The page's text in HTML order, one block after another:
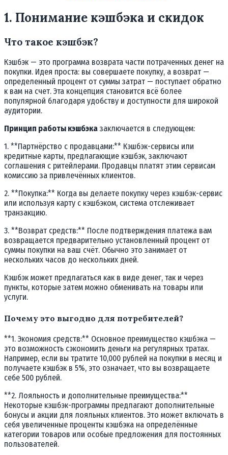
1. Понимание кэшбэка и скидок
Что такое кэшбэк?
Кэшбэк — это программа возврата части потраченных денег на
покупки. Идея проста: вы совершаете покупку, а возврат —
определенный процент от суммы затрат — поступает обратно
к вам на счет. Эта концепция становится всё более
популярной благодаря удобству и доступности для широкой
аудитории.
Принцип работы кэшбэка заключается в следующем:
1. **Партнёрство с продавцами:** Кэшбэк-сервисы или
кредитные карты, предлагающие кэшбэк, заключают
соглашения с ритейлерами. Продавцы платят этим сервисам
комиссию за привлечённых клиентов.
2. **Покупка:** Когда вы делаете покупку через кэшбэк-сервис
или используя карту с кэшбэком, система отслеживает
транзакцию.
3. **Возврат средств:** После подтверждения платежа вам
возвращается предварительно установленный процент от
суммы покупки на ваш счёт. Обычно это занимает от
нескольких часов до нескольких дней.
Кэшбэк может предлагаться как в виде денег, так и через
пункты, которые затем можно обменивать на товары или
услуги.
Почему это выгодно для потребителей?
**1. Экономия средств:** Основное преимущество кэшбэка —
это возможность сэкономить деньги на регулярных тратах.
Например, если вы тратите 10,000 рублей на покупки в месяц и
получаете кэшбэк в 5%, это означает, что вы возвращаете
себе 500 рублей.
**2. Лояльность и дополнительные преимущества:**
Некоторые кэшбэк-программы предлагают дополнительные
бонусы и акции для лояльных клиентов. Это может включать в
себя увеличенные проценты кэшбэка на определённые
категории товаров или особые предложения для постоянных
пользователей.